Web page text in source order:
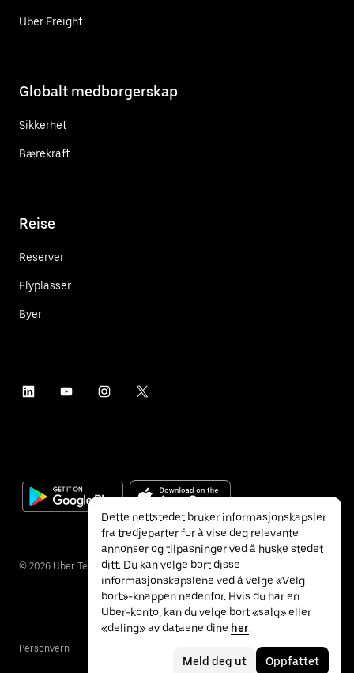
Uber Freight
Globalt medborgerskap
Sikkerhet
Bærekraft
Reise
Reserver
Flyplasser
Byer
© 2026 Uber Technologies Inc.
Personvern
Dette nettstedet bruker informasjonskapsler
fra tredjeparter for å vise deg relevante
annonser og tilpasninger ved å huske stedet
ditt. Du kan velge bort disse
informasjonskapslene ved å velge «Velg
bort»-knappen nedenfor. Hvis du har en
Uber-konto, kan du velge bort «salg» eller
«deling» av dataene dine her.
Meld deg ut Oppfattet